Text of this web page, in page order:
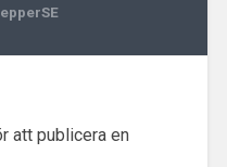
att publicera en